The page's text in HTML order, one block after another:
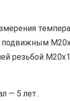
резьбой
— 5 лет.